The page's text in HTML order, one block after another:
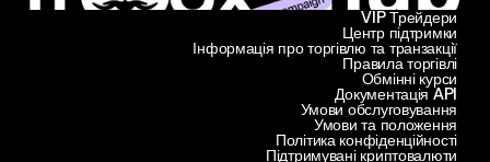
Центр підтримки
Інформація про торгівлю та транзакції
VIP Трейдери
Правила торгівлі
Обмінні курси
Документація API
Умови обслуговування
Умови та положення
Політика конфіденційності
Підтримувані криптовалюти